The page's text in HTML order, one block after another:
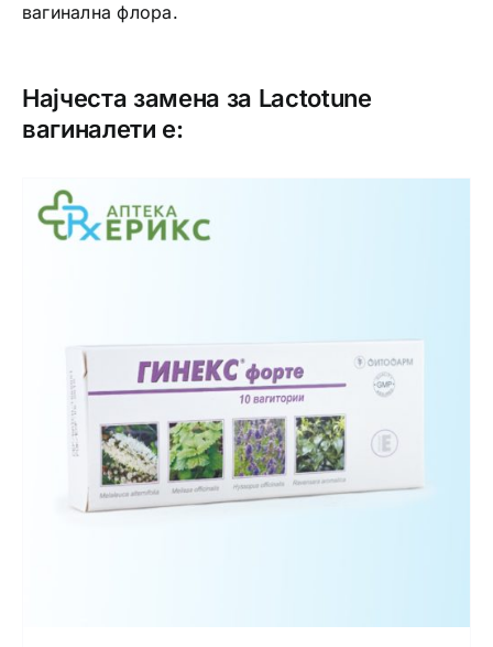
вагинална флора.
Најчеста замена за Lactotune
вагиналети е: